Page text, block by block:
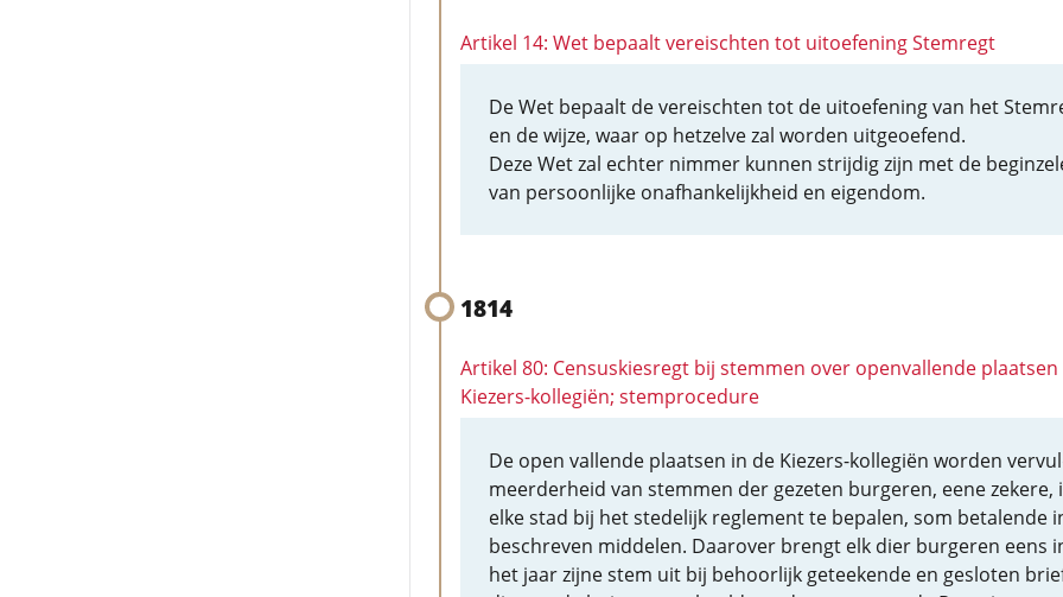
Artikel 14: Wet bepaalt vereischten tot uitoefening Stemregt
De Wet bepaalt de vereischten tot de uitoefening van het
en de wijze, waar op hetzelve zal worden uitgeoefend.
Deze Wet zal echter nimmer kunnen strijdig zijn met de
van persoonlijke onafhankelijkheid en eigendom.
1814
Artikel 80: Censuskiesregt bij stemmen over openvallende plaatsen
Kiezers-kollegiën; stemprocedure
De open vallende plaatsen in de Kiezers-kollegiën worden
meerderheid van stemmen der gezeten burgeren, eene zekere,
elke stad bij het stedelijk reglement te bepalen, som betalende
beschreven middelen. Daarover brengt elk dier burgeren eens
het jaar zijne stem uit bij behoorlijk geteekende en gesloten